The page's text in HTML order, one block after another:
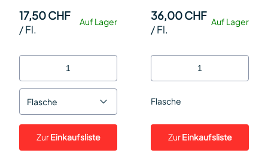
Auf Lager
17,50 CHF
/Fl.
Flasche
ZurEinkaufsliste
Auf Lager
36,00 CHF
/Fl.
Flasche
ZurEinkaufsliste